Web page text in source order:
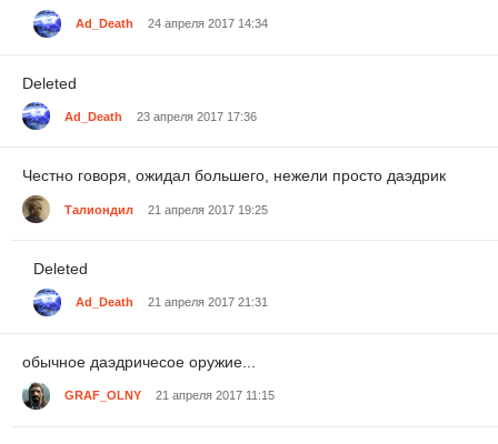
Ad_Death 24 апреля 2017 14:34
Deleted
Ad_Death 23 апреля 2017 17:36
Честно говоря, ожидал большего, нежели просто даэдрик
Талиондил 21 апреля 2017 19:25
Deleted
Ad_Death 21 апреля 2017 21:31
обычное даэдричесое оружие...
GRAF_OLNY 21 апреля 2017 11:15